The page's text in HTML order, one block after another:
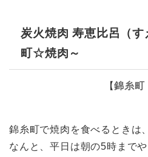
炭火焼肉 寿恵比呂（
町☆焼肉～
【錦糸町
錦糸町で焼肉を食べるときは
なんと、平日は朝の5時までや